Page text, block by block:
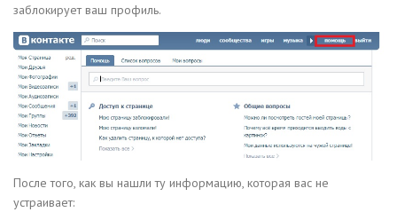
заблокирует ваш профиль.
После того, как вы нашли ту информацию, которая вас не
устраивает: